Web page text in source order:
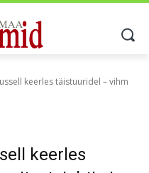
keerles täistuuridel – vihm
keerles